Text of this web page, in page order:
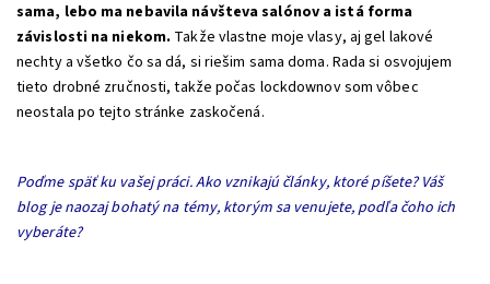
sama, lebo ma nebavila návšteva salónov a istá forma
závislosti na niekom. Takže vlastne moje vlasy, aj gel lakové
nechty a všetko čo sa dá, si riešim sama doma. Rada si osvojujem
tieto drobné zručnosti, takže počas lockdownov som vôbec
neostala po tejto stránke zaskočená.
Poďme späť ku vašej práci. Ako vznikajú články, ktoré píšete? Váš
blog je naozaj bohatý na témy, ktorým sa venujete, podľa čoho ich
vyberáte?